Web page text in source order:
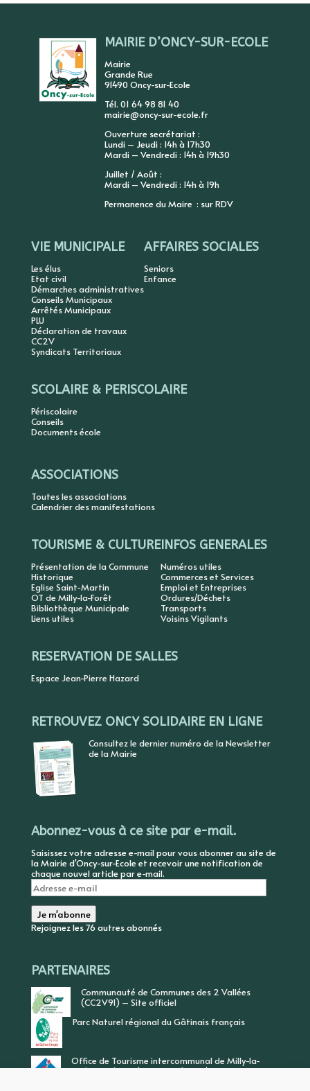
MAIRIE D’ONCY-SUR-ECOLE
Mairie
Grande Rue
91490 Oncy-sur-Ecole
Tél. 01 64 98 81 40
mairie@oncy-sur-ecole.fr
Ouverture secrétariat :
Lundi – Jeudi : 14h à 17h30
Mardi – Vendredi : 14h à 19h30
Juillet / Août :
Mardi – Vendredi : 14h à 19h
Permanence du Maire : sur RDV
VIE MUNICIPALE
Les élus
Etat civil
Démarches administratives
Conseils Municipaux
Arrêtés Municipaux
PLU
Déclaration de travaux
CC2V
Syndicats Territoriaux
AFFAIRES SOCIALES
Seniors
Enfance
SCOLAIRE & PERISCOLAIRE
Périscolaire
Conseils
Documents école
ASSOCIATIONS
Toutes les associations
Calendrier des manifestations
TOURISME & CULTURE
Présentation de la Commune
Historique
Eglise Saint-Martin
OT de Milly-la-Forêt
Bibliothèque Municipale
Liens utiles
INFOS GENERALES
Numéros utiles
Commerces et Services
Emploi et Entreprises
Ordures/Déchets
Transports
Voisins Vigilants
RESERVATION DE SALLES
Espace Jean-Pierre Hazard
RETROUVEZ ONCY SOLIDAIRE EN LIGNE
Consultez le dernier numéro de la Newsletter
de la Mairie
Abonnez-vous à ce site par e-mail.
Saisissez votre adresse e-mail pour vous abonner au site de
la Mairie d'Oncy-sur-Ecole et recevoir une notification de
chaque nouvel article par e-mail.
Adresse
e-
mail
Je m'abonne
Rejoignez les 76 autres abonnés
PARTENAIRES
Communauté de Communes des 2 Vallées
(CC2V91) – Site officiel
Parc Naturel régional du Gâtinais français
Office de Tourisme intercommunal de Milly-la-
Forêt, Vallée de l’Ecole, Vallée de l’Essonne